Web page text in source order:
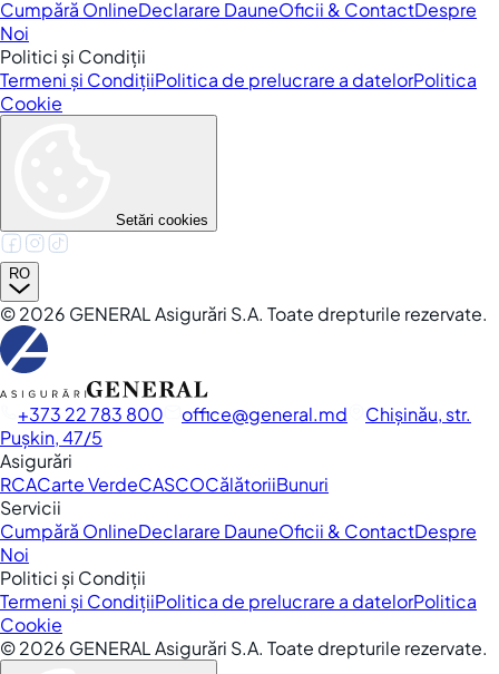
Cumpără OnlineDeclarare DauneOficii & ContactDespre
Noi
Politici și Condiții
Termeni și CondițiiPolitica de prelucrare a datelorPolitica
Cookie
Setări cookies
RO
©2026 GENERAL Asigurări S.A. Toate drepturile rezervate.
+373 22 783 800 office general.md
Chișinău, str.
Pușkin, 47/5
Asigurări
RCACarte VerdeCASCOCălătoriiBunuri
Servicii
Cumpără OnlineDeclarare DauneOficii & ContactDespre
Noi
Politici și Condiții
Termeni și CondițiiPolitica de prelucrare a datelorPolitica
Cookie
©2026 GENERAL Asigurări S.A. Toate drepturile rezervate.